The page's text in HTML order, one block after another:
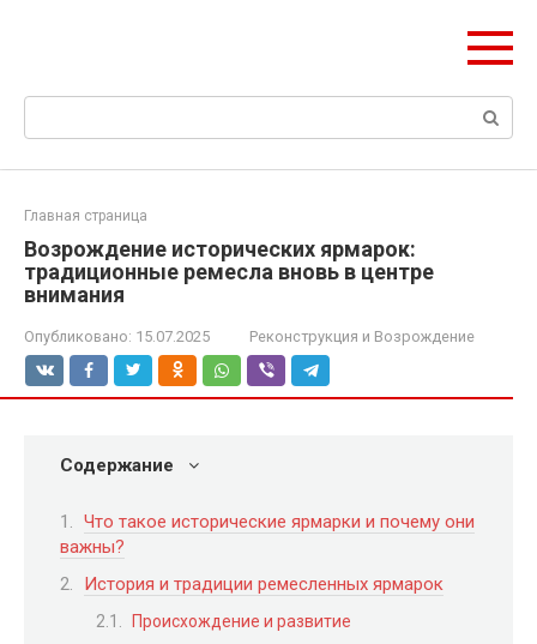
Поиск:
Главная страница
Возрождение исторических ярмарок:
традиционные ремесла вновь в центре
внимания
Опубликовано: 15.07.2025 Реконструкция и Возрождение
Содержание
Что такое исторические ярмарки и почему они
важны?
История и традиции ремесленных ярмарок
Происхождение и развитие